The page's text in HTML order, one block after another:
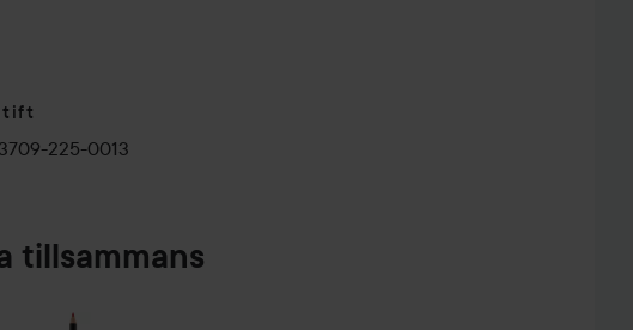
läppstiftet gav definition, att läppstiftsspetsen formade läpparna
3709-225-0013
tillsammans